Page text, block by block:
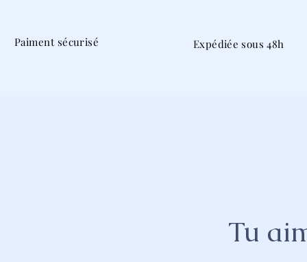
Tu
Paiment sécurisé Expédiée sous 48h